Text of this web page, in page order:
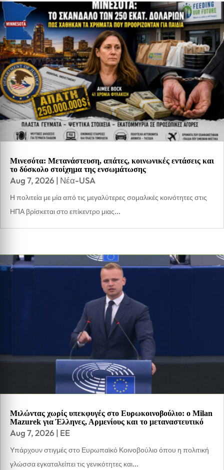
Μινεσότα: Μετανάστευση, απάτες, κοινωνικές εντάσεις και
το δύσκολο στοίχημα της ενσωμάτωσης
Aug 7, 2026 | Νέα-USA
Η πολιτεία με μία από τις μεγαλύτερες σομαλικές κοινότητες στις
ΗΠΑ βρίσκεται στο επίκεντρο μιας...
Μιλώντας χωρίς υπεκφυγές στο Ευρωκοινοβούλιο: ο Milan
Mazurek για Έλληνες, Αρμενίους και το μεταναστευτικό
Aug 7, 2026 | EE
Υπάρχουν στιγμές στο Ευρωπαϊκό Κοινοβούλιο όπου η πολιτική
γλώσσα εγκαταλείπει τις γενικότητες και...